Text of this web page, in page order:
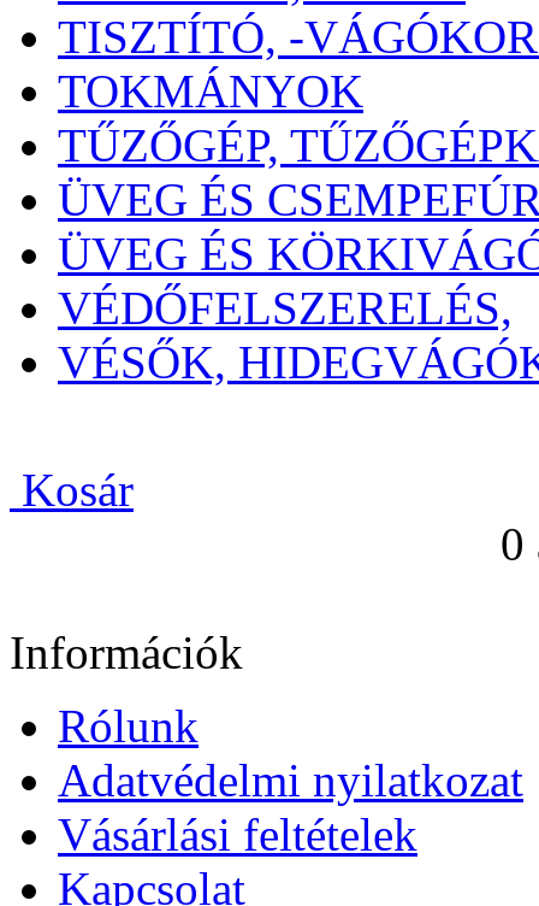
TISZTÍTÓ, -
TOKMÁNYOK
TŰZŐGÉP,
ÜVEG ÉS
ÜVEG ÉS
VÉDŐFELSZERELÉS,
VÉSŐK,
Kosár
0
Információk
Rólunk
Adatvédelmi nyilatkozat
Vásárlási feltételek
Kapcsolat